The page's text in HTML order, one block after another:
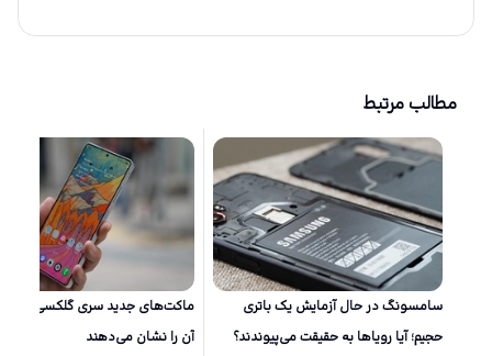
مطالب مرتبط
سامسونگ در حال آزمایش یک باتری
حجیم؛ آیا رویاها به حقیقت می‌پیوندند؟
آن را نشان می‌دهند